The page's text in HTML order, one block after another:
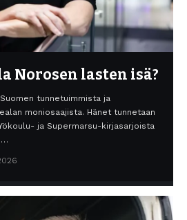
Norosen lasten isä?
tunnetuimmista ja
moniosaajista. Hänet tunnetaan
ja Supermarsu-kirjasarjoista